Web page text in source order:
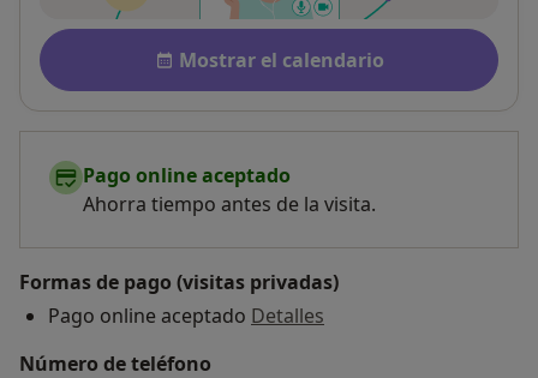
Disponibilidad
Mostrar el calendario
Pago online aceptado
Ahorra tiempo antes de la visita.
Formas de pago (visitas privadas)
Pago online aceptado Detalles
Número de teléfono